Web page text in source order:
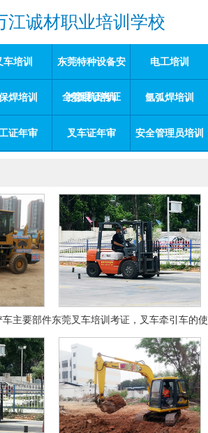
江诚材职业培训学校
车培训 东莞特种设备安
全管理证考证
电工培训
焊培训 挖掘机培训 氩弧焊培训
证年审 叉车证年审 安全管理员培训
车主要部件东莞叉车培训考证，叉车牵引车的使
用和操作